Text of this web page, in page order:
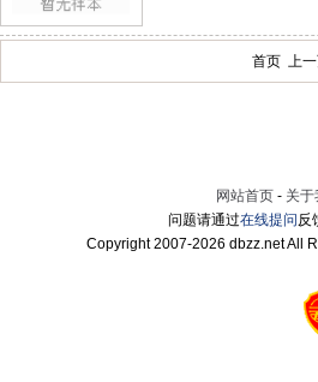
首页 上
网站首页 - 关于
问题请通过在线提问反
Copyright 2007-2026 dbzz.net All